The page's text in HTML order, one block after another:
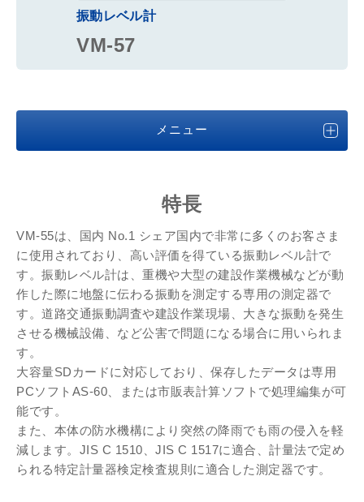
振動レベル計
VM-57
メニュー
特長
VM-55は、国内 No.1 シェア国内で非常に多くのお客さま
に使用されており、高い評価を得ている振動レベル計で
す。振動レベル計は、重機や大型の建設作業機械などが動
作した際に地盤に伝わる振動を測定する専用の測定器で
す。道路交通振動調査や建設作業現場、大きな振動を発生
させる機械設備、など公害で問題になる場合に用いられま
す。
大容量SDカードに対応しており、保存したデータは専用
PCソフトAS-60、または市販表計算ソフトで処理編集が可
能です。
また、本体の防水機構により突然の降雨でも雨の侵入を軽
減します。JIS C 1510、JIS C 1517に適合、計量法で定め
られる特定計量器検定検査規則に適合した測定器です。